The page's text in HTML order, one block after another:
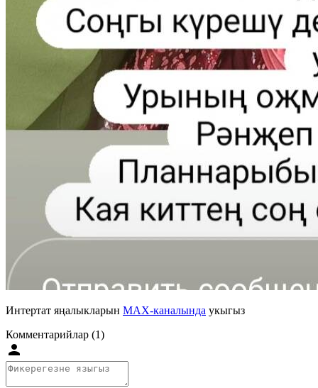
Интертат яңалыкларын MAX-каналында укыгыз
Комментарийлар (1)